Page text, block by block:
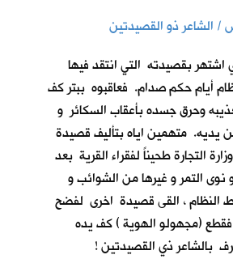
الشاعر ذو القصيدتين
اشتهر بقصيدته التي انتقد فيها
أيام حكم صدام. فعاقبوه ببتر كف
وحرق جسده بأعقاب السكائر و
يديه. متهمين اياه بتأليف قصيدة
التجارة طحيناً لفقراء القرية بعد
نوى التمر و غيرها من الشوائب و
، القى قصيدة اخرى لفضح
(مجهولو الهوية ) كف يده
بالشاعر ذي القصيدتين !